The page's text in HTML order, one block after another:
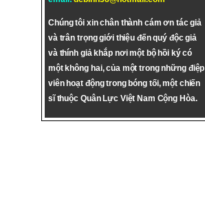
Chúng tôi xin chân thành cám ơn tác giả
và trân trọng giới thiệu đến quý độc giả
và thính giả khắp nơi một bộ hồi ký có
một không hai, của một trong những điệp
viên hoạt động trong bóng tối, một chiến
sĩ thuộc Quân Lực Việt Nam Cộng Hòa.